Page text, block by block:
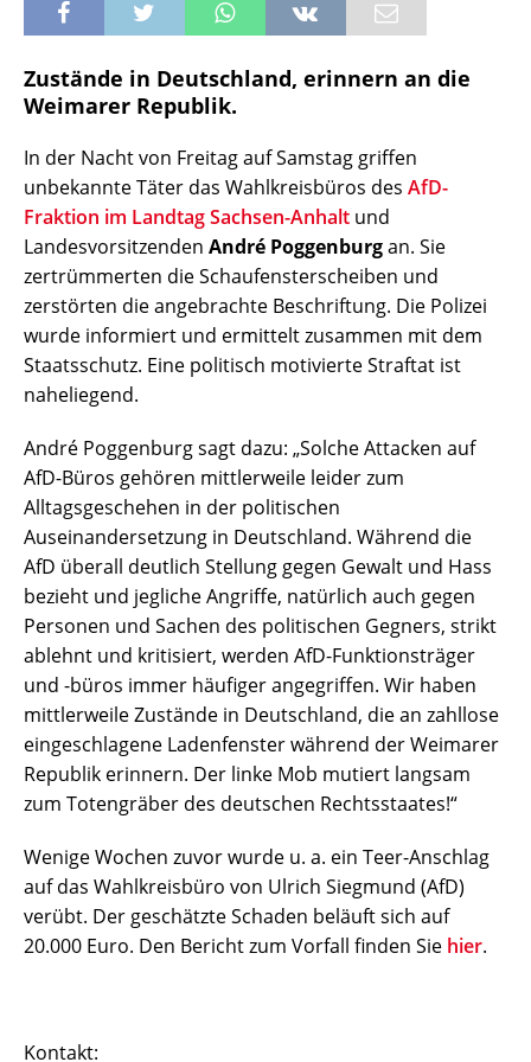
Zustände in Deutschland, erinnern an die
Weimarer Republik.
In der Nacht von Freitag auf Samstag griffen
unbekannte Täter das Wahlkreisbüros des AfD-
Fraktion im Landtag Sachsen-Anhalt und
Landesvorsitzenden André Poggenburgan. Sie
zertrümmerten die Schaufensterscheiben und
zerstörten die angebrachte Beschriftung. Die Polizei
wurde informiert und ermittelt zusammen mit dem
Staatsschutz. Eine politisch motivierte Straftat ist
naheliegend.
André Poggenburg sagt dazu: „Solche Attacken auf
AfD-Büros gehören mittlerweile leider zum
Alltagsgeschehen in der politischen
Auseinandersetzung in Deutschland. Während die
AfD überall deutlich Stellung gegen Gewalt und Hass
bezieht und jegliche Angriffe, natürlich auch gegen
Personen und Sachen des politischen Gegners, strikt
ablehnt und kritisiert, werden AfD-Funktionsträger
und -büros immer häufiger angegriffen. Wir haben
mittlerweile Zustände in Deutschland, die an zahllose
eingeschlagene Ladenfenster während der Weimarer
Republik erinnern. Der linke Mob mutiert langsam
zum Totengräber des deutschen Rechtsstaates!“
Wenige Wochen zuvor wurde u. a. ein Teer-Anschlag
auf das Wahlkreisbüro von Ulrich Siegmund (AfD)
verübt. Der geschätzte Schaden beläuft sich auf
20.000 Euro. Den Bericht zum Vorfall finden Sie hier.
Kontakt: